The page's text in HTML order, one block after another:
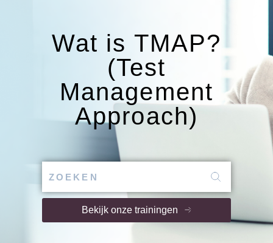
Wat is TMAP?
(Test
Management
Approach)
Bekijk onze trainingen